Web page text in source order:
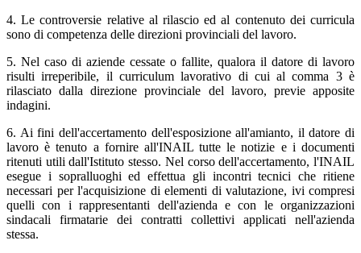
4. Le controversie relative al rilascio ed al contenuto dei curricula
sono di competenza delle direzioni provinciali del lavoro.
5. Nel caso di aziende cessate o fallite, qualora il datore di lavoro
risulti irreperibile, il curriculum lavorativo di cui al comma 3 è
rilasciato dalla direzione provinciale del lavoro, previe apposite
indagini.
6. Ai fini dell'accertamento dell'esposizione all'amianto, il datore di
lavoro è tenuto a fornire all'INAIL tutte le notizie e i documenti
ritenuti utili dall'Istituto stesso. Nel corso dell'accertamento, l'INAIL
esegue i sopralluoghi ed effettua gli incontri tecnici che ritiene
necessari per l'acquisizione di elementi di valutazione, ivi compresi
quelli con i rappresentanti dell'azienda e con le organizzazioni
sindacali firmatarie dei contratti collettivi applicati nell'azienda
stessa.